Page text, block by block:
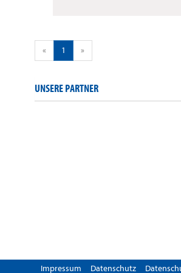
« 1 »
UNSERE PARTNER
Impressum Datenschutz